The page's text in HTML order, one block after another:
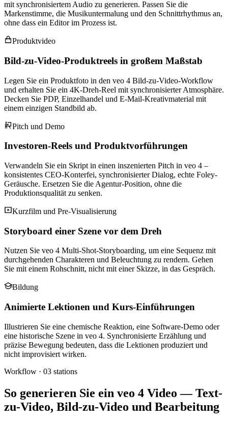
mit synchronisiertem Audio zu generieren. Passen Sie die
Markenstimme, die Musikuntermalung und den Schnittrhythmus an,
ohne dass ein Editor im Prozess ist.
Produktvideo
Bild-zu-Video-Produktreels in großem Maßstab
Legen Sie ein Produktfoto in den veo 4 Bild-zu-Video-Workflow
und erhalten Sie ein 4K-Dreh-Reel mit synchronisierter Atmosphäre.
Decken Sie PDP, Einzelhandel und E-Mail-Kreativmaterial mit
einem einzigen Standbild ab.
Pitch und Demo
Investoren-Reels und Produktvorführungen
Verwandeln Sie ein Skript in einen inszenierten Pitch in veo 4 –
konsistentes CEO-Konterfei, synchronisierter Dialog, echte Foley-
Geräusche. Ersetzen Sie die Agentur-Position, ohne die
Produktionsqualität zu senken.
Kurzfilm und Pre-Visualisierung
Storyboard einer Szene vor dem Dreh
Nutzen Sie veo 4 Multi-Shot-Storyboarding, um eine Sequenz mit
durchgehenden Charakteren und Beleuchtung zu rendern. Gehen
Sie mit einem Rohschnitt, nicht mit einer Skizze, in das Gespräch.
Bildung
Animierte Lektionen und Kurs-Einführungen
Illustrieren Sie eine chemische Reaktion, eine Software-Demo oder
eine historische Szene in veo 4. Synchronisierte Erzählung und
präzise Bewegung bedeuten, dass die Lektionen produziert und
nicht improvisiert wirken.
Workflow · 03 stations
So generieren Sie ein veo 4 Video — Text-
zu-Video, Bild-zu-Video und Bearbeitung